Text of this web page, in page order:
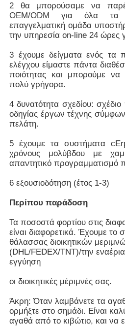
επαφή
Ζητήστε ένα απόσπασμα
Διαλογικός ψηφιακός
Εκπαίδευση διαλογικό
Διαλογική επίδειξη
Κάθετο ψηφιακό σύστημα
Πάτωμα που στέκεται το
διαλογική επίπεδη οθόνη
Οριζόντιο περίπτερο
2 θα μπορούσαμε να
OEM/ODM για όλα
επαγγελματική ομάδα
την υπηρεσία on-line 24 ώρες
3 έχουμε δείγματα ενός τα
ελέγχου είμαστε πάντα
ποιότητας και μπορούμε
πολύ γρήγορα.
4 δυνατότητα σχεδίου: σχέδιο
οδηγίας έργων τέχνης
πελάτη.
5 έχουμε τα συστήματα
χρόνους μολύβδου με
απαντητικό προγραμματισμό
6 εξουσιοδότηση (έτος 1-3)
Περίπου παράδοση
Τα ποσοστά φορτίου στις
είναι διαφορετικά. Έχουμε το
θάλασσας διοικητικών
(DHL/FEDEX/TNT)/την
εγγύηση
οι διοικητικές μέριμνές σας.
Άκρη: Όταν λαμβάνετε τα
ορμήξτε στο σημάδι. Είναι
αγαθά από το κιβώτιο, και να